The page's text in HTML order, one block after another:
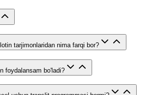
tarjimonlaridan nima farqi bor?
foydalansam bo'ladi?